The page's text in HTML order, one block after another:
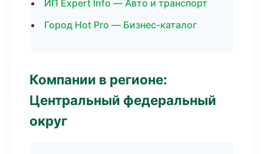
ИП Expert Info — Авто и транспорт
Город Hot Pro — Бизнес-каталог
Компании в регионе:
Центральный федеральный
округ